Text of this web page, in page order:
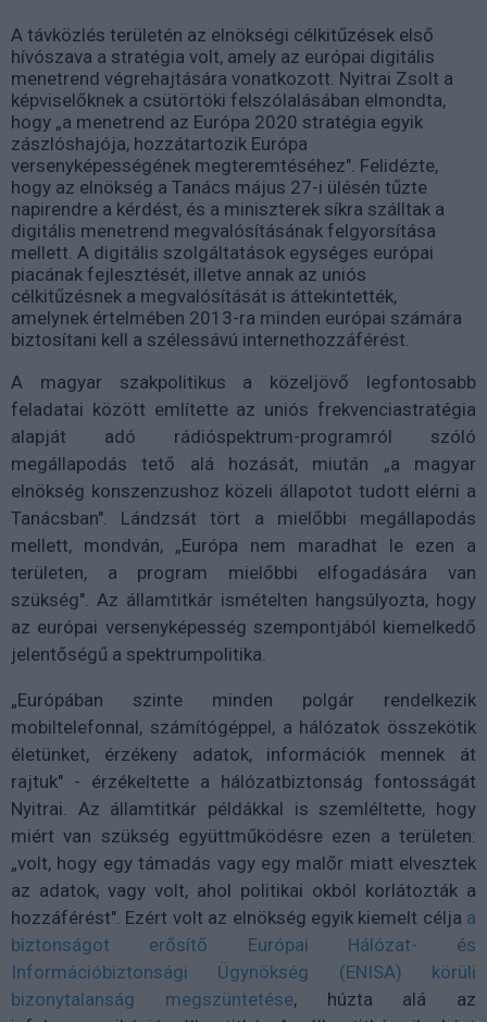
A távközlés területén az elnökségi célkitűzések első
hívószava a stratégia volt, amely az európai digitális
menetrend végrehajtására vonatkozott. Nyitrai Zsolt a
képviselőknek a csütörtöki felszólalásában elmondta,
hogy „a menetrend az Európa 2020 stratégia egyik
zászlóshajója, hozzátartozik Európa
versenyképességének megteremtéséhez". Felidézte,
hogy az elnökség a Tanács május 27-i ülésén tűzte
napirendre a kérdést, és a miniszterek síkra szálltak a
digitális menetrend megvalósításának felgyorsítása
mellett. A digitális szolgáltatások egységes európai
piacának fejlesztését, illetve annak az uniós
célkitűzésnek a megvalósítását is áttekintették,
amelynek értelmében 2013-ra minden európai számára
biztosítani kell a szélessávú internethozzáférést.
A magyar szakpolitikus a közeljövő legfontosabb
feladatai között említette az uniós frekvenciastratégia
alapját adó rádióspektrum-programról szóló
megállapodás tető alá hozását, miután „a magyar
elnökség konszenzushoz közeli állapotot tudott elérni a
Tanácsban". Lándzsát tört a mielőbbi megállapodás
mellett, mondván, „Európa nem maradhat le ezen a
területen, a program mielőbbi elfogadására van
szükség". Az államtitkár ismételten hangsúlyozta, hogy
az európai versenyképesség szempontjából kiemelkedő
jelentőségű a spektrumpolitika.
„Európában szinte minden polgár rendelkezik
mobiltelefonnal, számítógéppel, a hálózatok összekötik
életünket, érzékeny adatok, információk mennek át
rajtuk" - érzékeltette a hálózatbiztonság fontosságát
Nyitrai. Az államtitkár példákkal is szemléltette, hogy
miért van szükség együttműködésre ezen a területen:
„volt, hogy egy támadás vagy egy malőr miatt elvesztek
az adatok, vagy volt, ahol politikai okból korlátozták a
hozzáférést". Ezért volt az elnökség egyik kiemelt célja a
biztonságot erősítő Európai Hálózat- és
Információbiztonsági Ügynökség (ENISA) körüli
bizonytalanság megszüntetése, húzta alá az